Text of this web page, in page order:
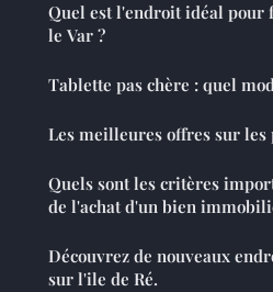
Quel est l'endroit idéal pour
le Var ?
Tablette pas chère : quel
Les meilleures offres sur
Quels sont les critères
de l'achat d'un bien
Découvrez de nouveaux
sur l'ile de Ré.